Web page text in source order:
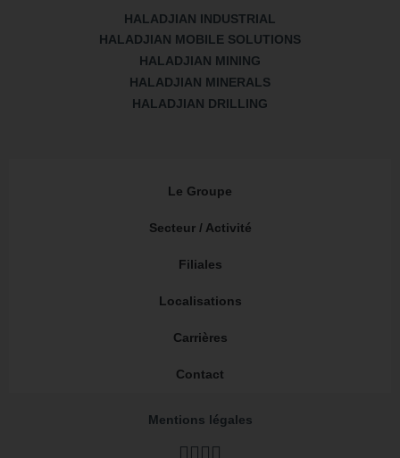
HALADJIAN INDUSTRIAL
HALADJIAN MOBILE SOLUTIONS
HALADJIAN MINING
HALADJIAN MINERALS
HALADJIAN DRILLING
Le Groupe
Secteur / Activité
Filiales
Localisations
Carrières
Contact
Mentions légales
LinkedIn
Youtube
Instagram
TikTok